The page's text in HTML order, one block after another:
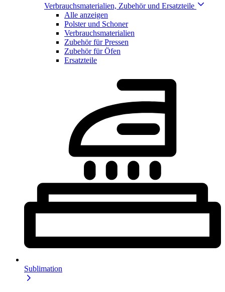
Verbrauchsmaterialien, Zubehör und Ersatzteile
Alle anzeigen
Polster und Schoner
Verbrauchsmaterialien
Zubehör für Pressen
Zubehör für Öfen
Ersatzteile
Sublimation